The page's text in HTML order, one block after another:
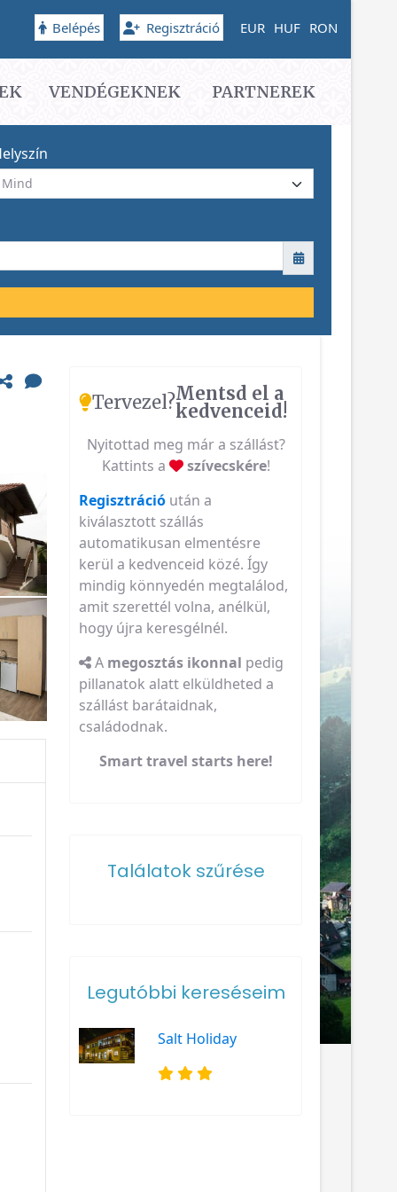
Belépés Regisztráció EUR HUF RON
VENDÉGEKNEK PARTNEREK
Tervezel?Mentsd el a
kedvenceid!
Nyitottad meg már a szállást?
Kattints a
szívecskére!
Regisztráció után a
kiválasztott szállás
automatikusan elmentésre
kerül a kedvenceid közé. Így
mindig könnyedén megtalálod,
amit szerettél volna, anélkül,
hogy újra keresgélnél.
A megosztás ikonnal pedig
pillanatok alatt elküldheted a
szállást barátaidnak,
családodnak.
Smart travel starts here!
Találatok szűrése
Legutóbbi kereséseim
Salt Holiday